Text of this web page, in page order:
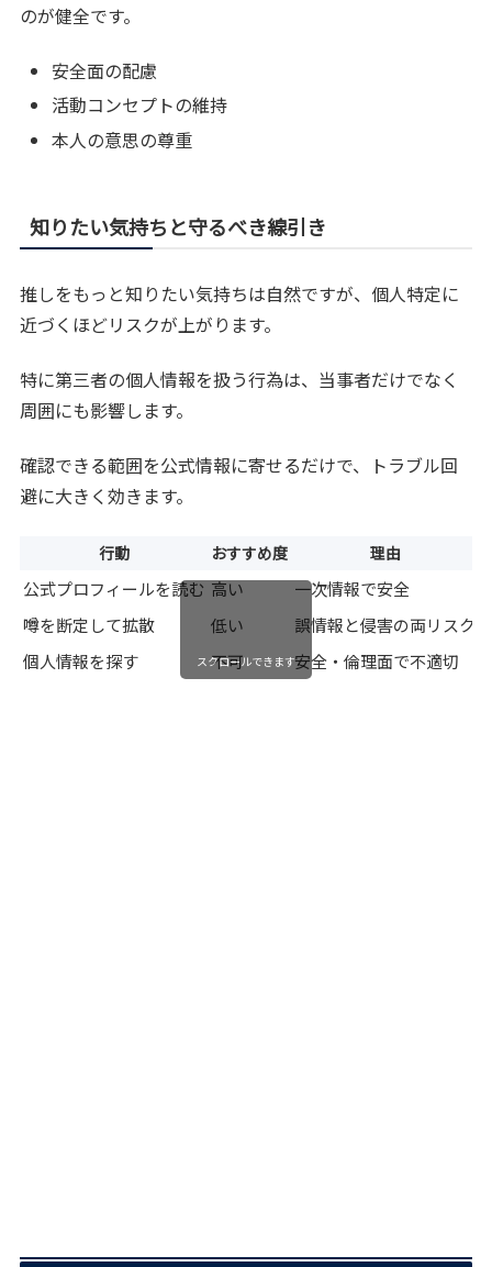
のが健全です。
安全面の配慮
活動コンセプトの維持
本人の意思の尊重
知りたい気持ちと守るべき線引き
推しをもっと知りたい気持ちは自然ですが、個人特定に
近づくほどリスクが上がります。
特に第三者の個人情報を扱う行為は、当事者だけでなく
周囲にも影響します。
確認できる範囲を公式情報に寄せるだけで、トラブル回
避に大きく効きます。
行動 おすすめ度 理由
公式プロフィールを読む 高い
一次情報で安全
噂を断定して拡散
低い
誤情報と侵害の両リスク
個人情報を探す
不可 安全・倫理面で不適切
スクロールできます